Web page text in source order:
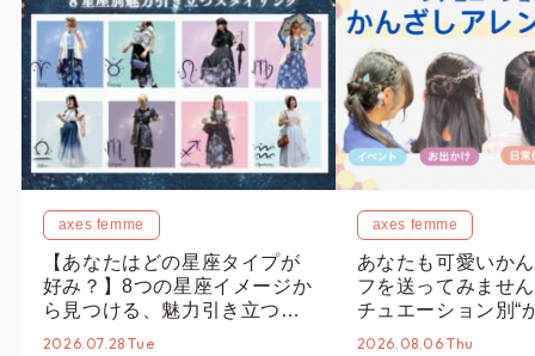
axes femme
【あなたはどの星座タイプが
好み？】8つの星座イメージか
ら見つける、魅力引き立つス
タイリング♡
2026.07.28 Tue
axes femme
あなたも可愛いか
フを送ってみませ
チュエーション別“
オススメ【ショッ
2026.08.06 Thu